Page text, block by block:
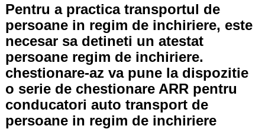
Pentru a practica transportul de
persoane in regim de inchiriere, este
necesar sa detineti un atestat
persoane regim de inchiriere.
chestionare-az va pune la dispozitie
o serie de chestionare ARR pentru
conducatori auto transport de
persoane in regim de inchiriere